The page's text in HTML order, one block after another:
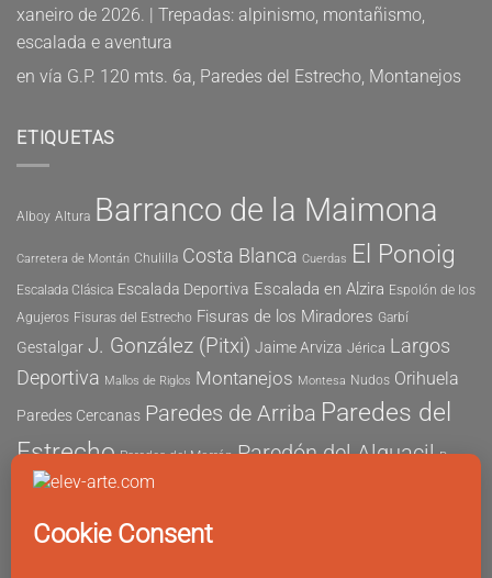
xaneiro de 2026. | Trepadas: alpinismo, montañismo,
escalada e aventura
en vía G.P. 120 mts. 6a, Paredes del Estrecho, Montanejos
ETIQUETAS
Alboy Altura Barranco de la Maimona
Carretera de Montán Chulilla Costa Blanca Cuerdas El Ponoig
Escalada Clásica Escalada Deportiva Escalada en Alzira Espolón de los
Agujeros Fisuras del Estrecho Fisuras de los Miradores Garbí
Gestalgar J. González (Pitxi) Jaime Arviza Jérica Largos
Deportiva Mallos de Riglos Montanejos Montesa Nudos Orihuela
Paredes Cercanas Paredes de Arriba Paredes del
Estrecho Paredes del Morrón Paredón del Alguacil Pau
Vicent Peña María Peñón de Ifach
Este Sector Sur Sector Tubo Seguridad